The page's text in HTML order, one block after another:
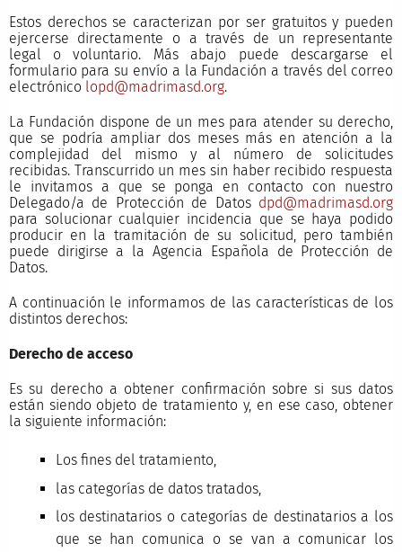
Estos derechos se caracterizan por ser gratuitos y pueden
ejercerse directamente o a través de un representante
legal o voluntario. Más abajo puede descargarse el
formulario para su envío a la Fundación a través del correo
electrónico lopd@madrimasd.org.
La Fundación dispone de un mes para atender su derecho,
que se podría ampliar dos meses más en atención a la
complejidad del mismo y al número de solicitudes
recibidas. Transcurrido un mes sin haber recibido respuesta
le invitamos a que se ponga en contacto con nuestro
Delegado/a de Protección de Datos dpd@madrimasd.org
para solucionar cualquier incidencia que se haya podido
producir en la tramitación de su solicitud, pero también
puede dirigirse a la Agencia Española de Protección de
Datos.
A continuación le informamos de las características de los
distintos derechos:
Derecho de acceso
Es su derecho a obtener confirmación sobre si sus datos
están siendo objeto de tratamiento y, en ese caso, obtener
la siguiente información:
Los fines del tratamiento,
las categorías de datos tratados,
los destinatarios o categorías de destinatarios a los
que se han comunica o se van a comunicar los